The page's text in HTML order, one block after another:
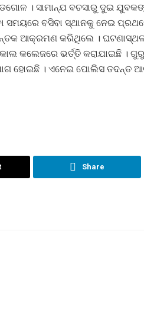
। ସାମାନ୍ଯ ବଚସାରୁ ଦୁଇ
ବସିବା ସ୍ଥାନକୁ ନେଇ
ଆକ୍ରମଣ କରିଥିଲେ ।
କଲେଜରେ ଭର୍ତ୍ତି କରାଯାଇଛି ।
ହୋଇଛି । ଏନେଇ ପୋଲିସ ତଦନ୍ତ
Share